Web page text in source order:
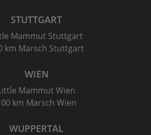
STUTTGART
Mammut Stuttgart
km Marsch Stuttgart
WIEN
Mammut Wien
km Marsch Wien
WUPPERTAL